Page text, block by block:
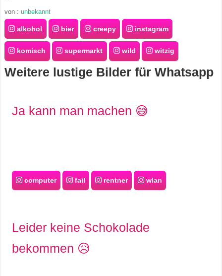
o
o
l
s
von : unbekannt
alkohol bier creepy instagram
komisch supermarkt wild witzig
Weitere lustige Bilder für Whatsapp
Ja kann man machen 😅
computer fail rentner wlan
Leider keine Schokolade
bekommen 😥